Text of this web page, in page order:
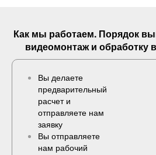
Как мы работаем. Порядок
видеомонтаж и обработку
Вы делаете
предварительный
расчет и
отправляете нам
заявку
Вы отправляете
нам рабочий